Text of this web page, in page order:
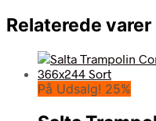
Relaterede varer
På Udsalg! 25%